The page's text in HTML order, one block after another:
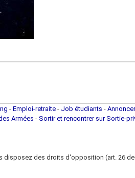
- Emploi-retraite - Job étudiants -
Armées - Sortir et rencontrer sur Sortie-
disposez des droits d'opposition (art. 26